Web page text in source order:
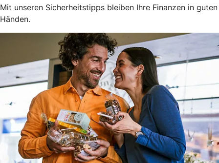
Mit unseren Sicherheitstipps bleiben Ihre Finanzen in guten
Händen.